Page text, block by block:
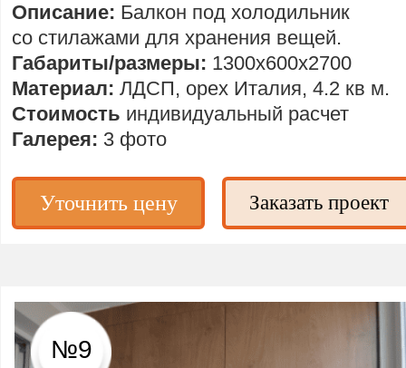
№9
Описание: Балкон под холодильник
со стилажами для хранения вещей.
Габариты/размеры: 1300х600х2700
Материал: ЛДСП, орех Италия, 4.2 кв м.
Стоимость индивидуальный расчет
Галерея: 3 фото
Заказать проект
Уточнить цену